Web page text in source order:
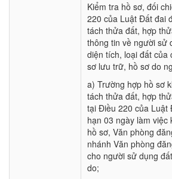
Kiểm tra hồ sơ, đối
220 của Luật Đất đai
tách thửa đất, hợp
thông tin về người sử
diện tích, loại đất của
sơ lưu trữ, hồ sơ do
a) Trường hợp hồ sơ
tách thửa đất, hợp
tại Điều 220 của Luật
hạn 03 ngày làm việc
hồ sơ, Văn phòng
nhánh Văn phòng
cho người sử dụng
do;